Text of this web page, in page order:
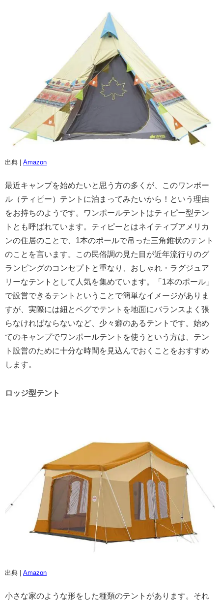
出典 | Amazon
最近キャンプを始めたいと思う方の多くが、このワンポー
ル（ティピー）テントに泊まってみたいから！という理由
をお持ちのようです。ワンポールテントはティピー型テン
トとも呼ばれています。ティピーとはネイティブアメリカ
ンの住居のことで、1本のポールで吊った三角錐状のテント
のことを言います。この民俗調の見た目が近年流行りのグ
ランピングのコンセプトと重なり、おしゃれ・ラグジュア
リーなテントとして人気を集めています。「1本のポール」
で設営できるテントということで簡単なイメージがありま
すが、実際には紐とペグでテントを地面にバランスよく張
らなければならないなど、少々癖のあるテントです。始め
てのキャンプでワンポールテントを使うという方は、テン
ト設営のために十分な時間を見込んでおくことをおすすめ
します。
ロッジ型テント
出典 | Amazon
小さな家のような形をした種類のテントがあります。それ